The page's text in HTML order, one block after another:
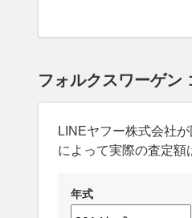
フォルクスワーゲン
LINEヤフー株式会社
によって実際の査定
年式